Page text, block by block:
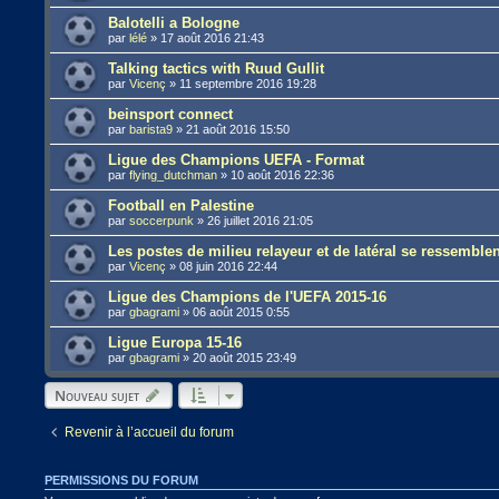
Balotelli a Bologne
par lélé » 17 août 2016 21:43
Talking tactics with Ruud Gullit
parVicenç » 11 septembre 2016 19:28
beinsport connect
par barista9 »21 août 2016 15:50
Ligue des Champions UEFA - Format
parflying_dutchman » 10 août 2016 22:36
Football en Palestine
parsoccerpunk »26 juillet 2016 21:05
Les postes de milieu relayeur et de latéral se
parVicenç »08 juin 2016 22:44
Ligue des Champions de l'UEFA 2015-16
pargbagrami »06 août 2015 0:55
Ligue Europa 15-16
pargbagrami »20 août 2015 23:49
Nouveau sujet
Revenir à l’accueil du forum
PERMISSIONS DU FORUM